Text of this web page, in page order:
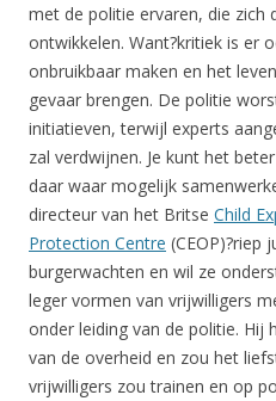
met de politie ervaren, die zich
ontwikkelen. Want?kritiek is er
onbruikbaar maken en het
gevaar brengen. De politie
initiatieven, terwijl experts
zal verdwijnen. Je kunt het
daar waar mogelijk
directeur van het Britse Child
Protection Centre (CEOP)?riep
burgerwachten en wil ze
leger vormen van vrijwilligers
onder leiding van de politie. Hij
van de overheid en zou het
vrijwilligers zou trainen en op